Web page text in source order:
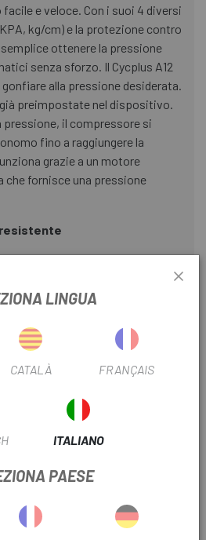
e veloce. Con i suoi 4 diversi
kg/cm) e la protezione contro
ottenere la pressione
senza sforzo. Il Cycplus A12
alla pressione desiderata.
preimpostate nel dispositivo.
pressione, il compressore si
fino a raggiungere la
grazie a un motore
che fornisce una pressione
resistente
da eventuali danni causati da
con tutti i tipi di biciclette e
alle bici da strada, passando per
o scooter elettrici. Con la sua
può anche servire come
una batteria al litio integrata con
LINGUA
CATALÀ FRANÇAIS
ITALIANO
PAESE